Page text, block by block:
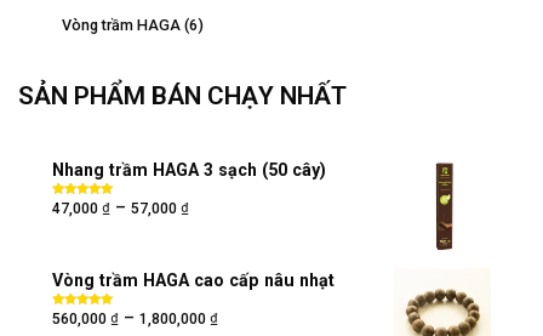
Vòng trầm HAGA (6)
SẢN PHẨM BÁN CHẠY NHẤT
Nhang trầm HAGA 3 sạch (50 cây)
Được xếp
hạng 5.005
47,000 ₫ – 57,000 ₫
Vòng trầm HAGA cao cấp nâu nhạt
Được xếp
hạng5.005
560,000 ₫ – 1,800,000 ₫